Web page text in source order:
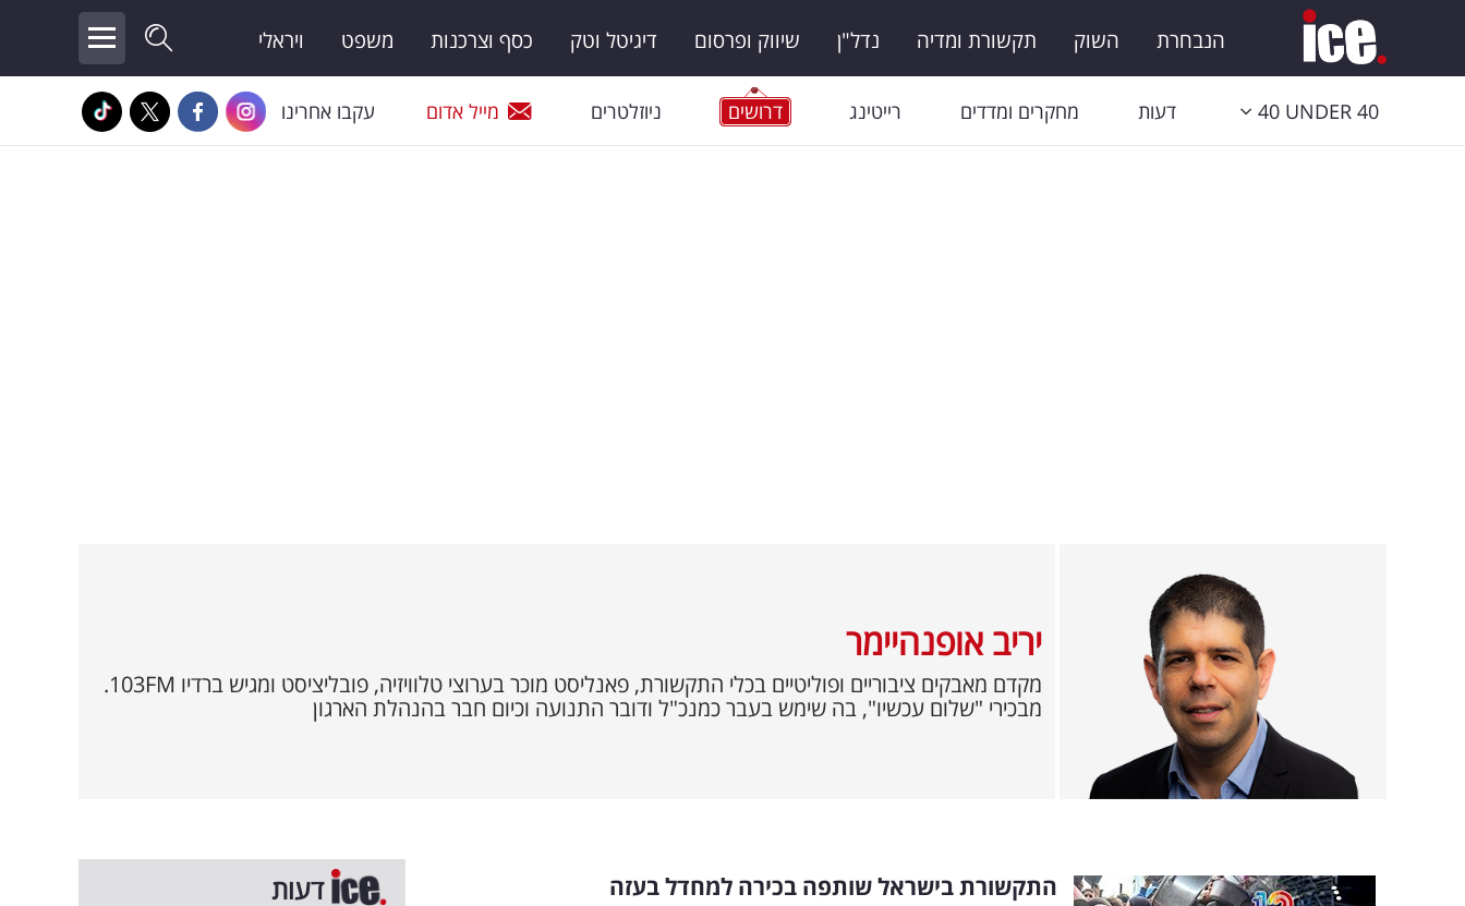
הנבחרת השוק תקשורת ומדיה נדל"ן שיווק ופרסום דיגיטל וטק כסף וצרכנות משפט ויראלי
40 UNDER 40 דעות מחקרים ומדדים רייטינג דרושים ניוזלטרים מייל אדום עקבו אחרינו
יריב אופנהיימר
מקדם מאבקים ציבוריים ופוליטיים בכלי התקשורת, פאנליסט מוכר בערוצי טלוויזיה, פובליציסט ומגיש ברדיו 103FM.
מבכירי "שלום עכשיו", בה שימש בעבר כמנכ"ל ודובר התנועה וכיום חבר בהנהלת הארגון
התקשורת בישראל שותפה בכירה למחדל בעזה דעות